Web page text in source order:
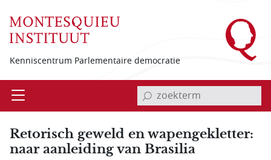
Kenniscentrum Parlementaire democratie
Open invoerveld zoekterm
Retorisch geweld en wapengekletter:
naar aanleiding van Brasilia